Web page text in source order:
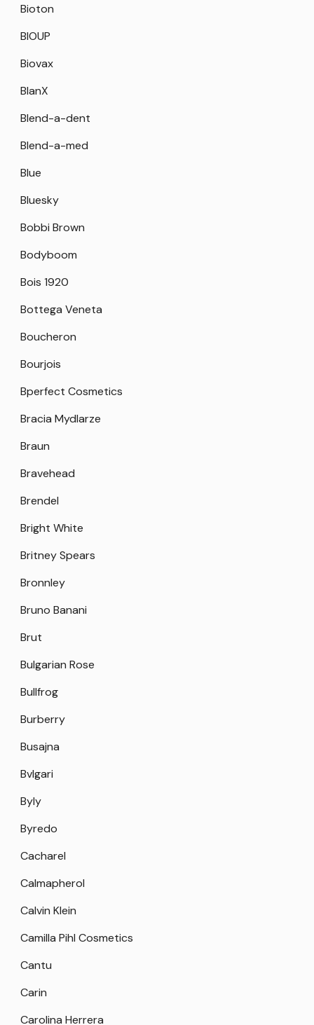
Bioton
BIOUP
Biovax
BlanX
Blend-a-dent
Blend-a-med
Blue
Bluesky
Bobbi Brown
Bodyboom
Bois 1920
Bottega Veneta
Boucheron
Bourjois
Bperfect Cosmetics
Bracia Mydlarze
Braun
Bravehead
Brendel
Bright White
Britney Spears
Bronnley
Bruno Banani
Brut
Bulgarian Rose
Bullfrog
Burberry
Busajna
Bvlgari
Byly
Byredo
Cacharel
Calmapherol
Calvin Klein
Camilla Pihl Cosmetics
Cantu
Carin
Carolina Herrera